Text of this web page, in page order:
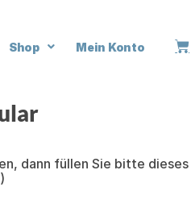
Shop Mein Konto
dann füllen Sie bitte dieses